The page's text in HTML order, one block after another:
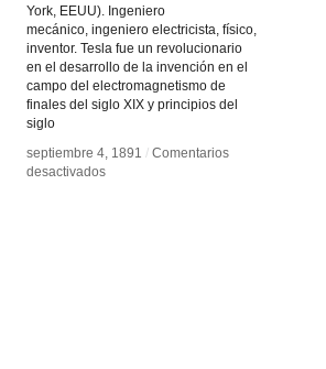
York, EEUU). Ingeniero
mecánico, ingeniero electricista, físico,
inventor. Tesla fue un revolucionario
en el desarrollo de la invención en el
campo del electromagnetismo de
finales del siglo XIX y principios del
siglo
septiembre 4, 1891 / Comentarios
desactivadosen
septiembre 4, 1891 / Comentarios
desactivadosen